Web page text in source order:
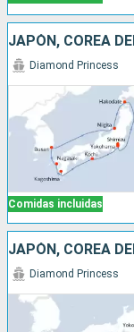
JAPÓN, COREA
Comidas incluidas
Diamond Princess
JAPÓN, COREA
Diamond Princess